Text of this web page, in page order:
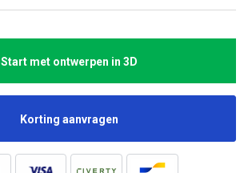
Start met ontwerpen in 3D
Korting aanvragen